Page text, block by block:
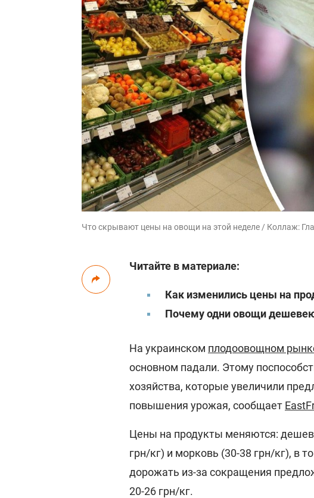
Что скрывают цены на овощи на этой неделе / Коллаж:
Читайте в материале:
Как изменились цены на
Почему одни овощи
На украинском плодоовощном
основном падали. Этому
хозяйства, которые увеличили
повышения урожая, сообщает
Цены на продукты меняются:
грн/кг) и морковь (30-38 грн/кг), в
дорожать из-за сокращения
20-26 грн/кг.